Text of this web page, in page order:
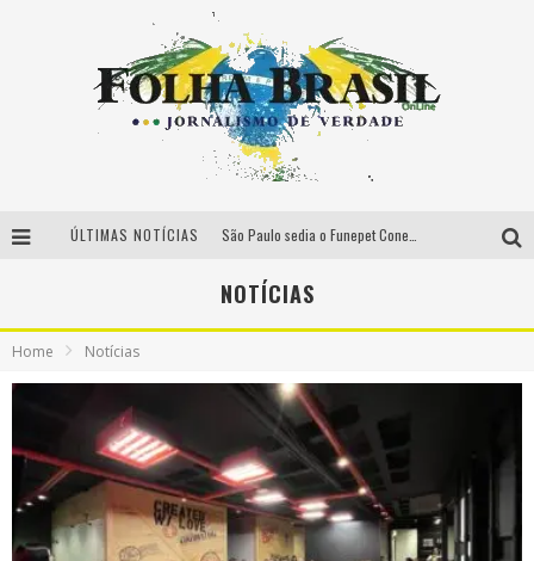
ÚLTIMAS NOTÍCIAS
É neste sábado: Marcelinho de Lima e Trio Virgulino agitam o Forró do Givanildo em Pedro Leopoldo
NOTÍCIAS
Home Notícias